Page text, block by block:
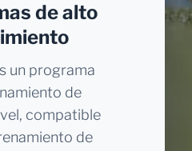
de alto
un programa
de
compatible
de